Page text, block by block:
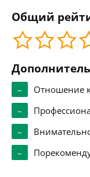
Общий
–
Отношение
–
–
–